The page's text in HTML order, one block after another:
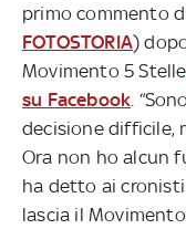
primo commento
FOTOSTORIA)
Movimento 5 Stelle
su Facebook .
decisione difficile,
Ora non ho alcun
ha detto ai
lascia il